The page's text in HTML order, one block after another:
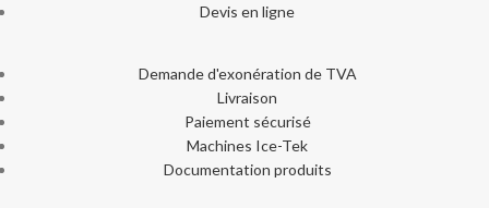
Devis en ligne
Demande d'exonération de TVA
Livraison
Paiement sécurisé
Machines Ice-Tek
Documentation produits